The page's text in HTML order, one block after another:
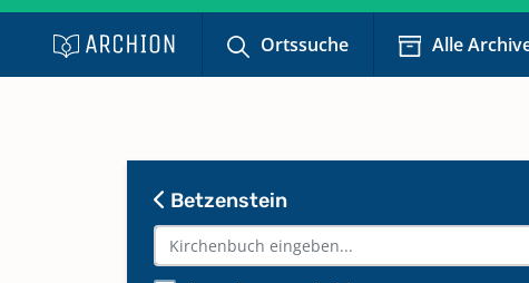
Ortssuche Alle
Betzenstein
Taufen 2008 - 2024
Keine verfügbaren Digitalisate